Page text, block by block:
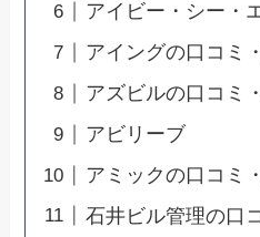
アイビー・シー・
アイングの口コミ
アズビルの口コミ
アビリーブ
アミックの口コミ
石井ビル管理の口